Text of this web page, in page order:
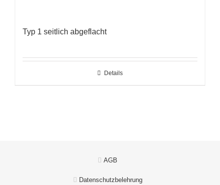
Typ 1 seitlich abgeflacht
Details
AGB
Datenschutzbelehrung